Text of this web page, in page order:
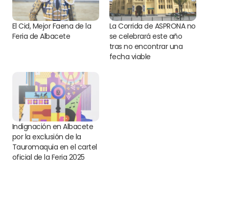
El Cid, Mejor Faena de la
Feria de Albacete
La Corrida de ASPRONA no
se celebrará este año
tras no encontrar una
fecha viable
Indignación en Albacete
por la exclusión de la
Tauromaquia en el cartel
oficial de la Feria 2025